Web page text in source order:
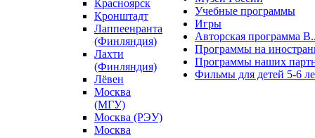
Красноярск
Кронштадт
Лаппеенранта
(Финляндия)
Лахти
(Финляндия)
Лёвен
Москва
(МГУ)
Москва (РЭУ)
Москва
Учебные программы
Игры
Авторская программа
Программы на
Программы наших
Фильмы для детей 5-6